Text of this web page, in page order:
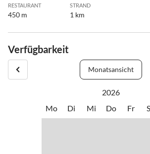
RESTAURANT
450 m
STRAND
1 km
Verfügbarkeit
Monatsansicht
2026
Mo
Di Mi Do Fr